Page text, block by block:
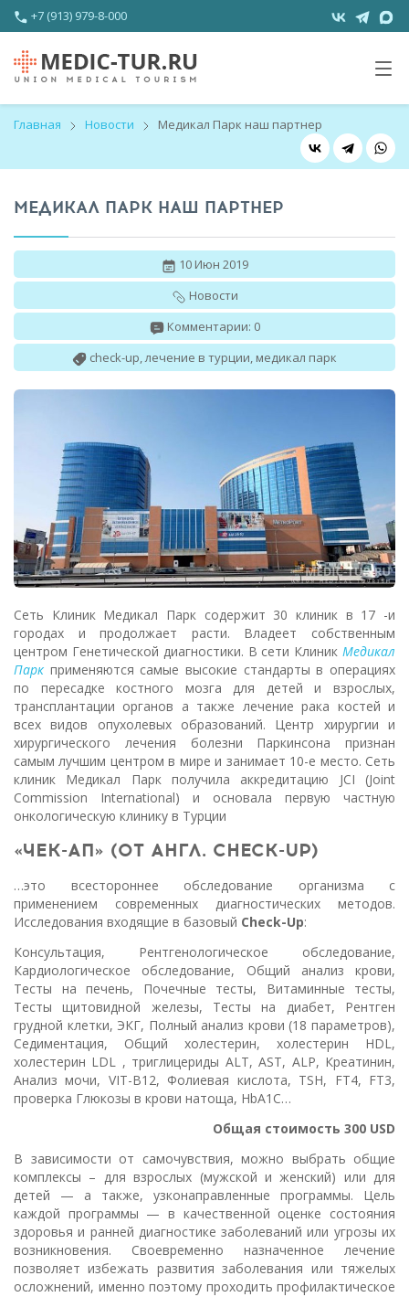
+7 (913) 979-8-000
Главная Новости Медикал Парк наш партнер
МЕДИКАЛ ПАРК НАШ ПАРТНЕР
10 Июн 2019
Новости
Комментарии: 0
check-up,лечение в турции, медикал парк
Сеть Клиник Медикал Парк содержит 30 клиник в 17 -и
городах и продолжает расти. Владеет собственным
центром Генетической диагностики. В сети Клиник Медикал
Парк применяются самые высокие стандарты в операциях
по пересадке костного мозга для детей и взрослых,
трансплантации органов а также лечение рака костей и
всех видов опухолевых образований. Центр хирургии и
хирургического лечения болезни Паркинсона признан
самым лучшим центром в мире и занимает 10-е место. Сеть
клиник Медикал Парк получила аккредитацию JCI (Joint
Commission International) и основала первую частную
онкологическую клинику в Турции
«ЧЕК-АП» (ОТ АНГЛ. CHECK-UP)
…это всестороннее обследование организма с
применением современных диагностических методов.
Исследования входящие в базовый Check-Up:
Консультация, Рентгенологическое обследование,
Кардиологическое обследование, Общий анализ крови,
Тесты на печень, Почечные тесты, Витаминные тесты,
Тесты щитовидной железы, Тесты на диабет, Рентген
грудной клетки, ЭКГ, Полный анализ крови (18 параметров),
Седиментация, Общий холестерин, холестерин HDL,
холестерин LDL , триглицериды ALT, AST, ALP, Креатинин,
Анализ мочи, VIT-B12, Фолиевая кислота, TSH, FT4, FT3,
проверка Глюкозы в крови натоща, HbA1C…
Общая стоимость 300 USD
В зависимости от самочувствия, можно выбрать общие
комплексы – для взрослых (мужской и женский) или для
детей — а также, узконаправленные программы. Цель
каждой программы — в качественной оценке состояния
здоровья и ранней диагностике заболеваний или угрозы их
возникновения. Своевременно назначенное лечение
позволяет избежать развития заболевания или тяжелых
осложнений, именно поэтому проходить профилактическое